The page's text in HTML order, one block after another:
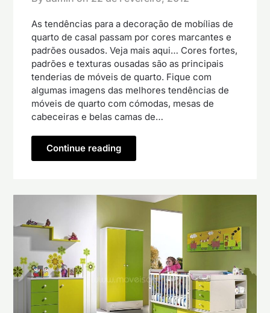
As tendências para a decoração de mobílias de
quarto de casal passam por cores marcantes e
padrões ousados. Veja mais aqui… Cores fortes,
padrões e texturas ousadas são as principais
tenderias de móveis de quarto. Fique com
algumas imagens das melhores tendências de
móveis de quarto com cómodas, mesas de
cabeceiras e belas camas de…
Continue reading